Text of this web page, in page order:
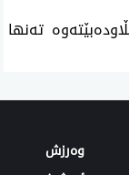
تەنها
وەرزش‌